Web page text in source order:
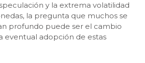
y la extrema volatilidad
la pregunta que muchos se
profundo puede ser el cambio
eventual adopción de estas